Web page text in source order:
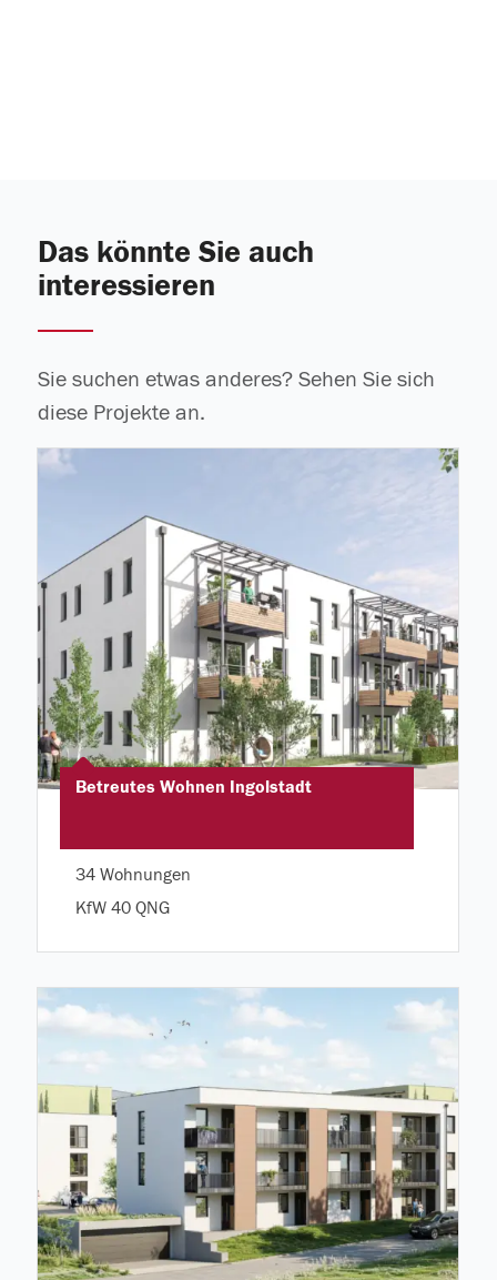
Das könnte Sie auch
interessieren
Sie suchen etwas anderes? Sehen Sie sich
diese Projekte an.
Betreutes Wohnen Ingolstadt
34 Wohnungen
KfW 40 QNG